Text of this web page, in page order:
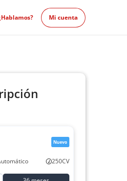
Mi cuenta
Nuevo
250CV